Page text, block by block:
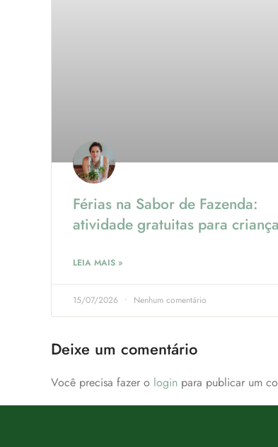
Férias na Sabor de Fazenda:
atividade gratuitas para
LEIA MAIS »
15/07/2026 Nenhum comentário
Deixe um comentário
Você precisa fazer o login para publicar um